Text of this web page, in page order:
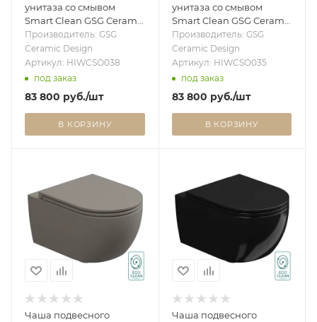
унитаза со смывом
Smart Clean GSG Ceramic
Design Hit! HIWCSO038,
Fumo Matt HIWCSO038
Производитель: GSG
Ceramic Design
Артикул: HIWCSO038
под заказ
83 800 руб./шт
В КОРЗИНУ
унитаза со смывом
Smart Clean GSG Ceramic
Design Hit! HIWCSO035,
Cacao Matt HIWCSO035
Производитель: GSG
Ceramic Design
Артикул: HIWCSO035
под заказ
83 800 руб./шт
В КОРЗИНУ
Чаша подвесного
Чаша подвесного